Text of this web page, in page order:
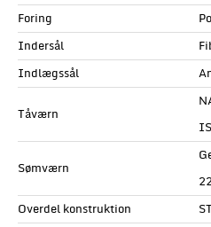
Foring
Indersål
Indlægssål
Tåværn
Sømværn
Overdel konstruktion